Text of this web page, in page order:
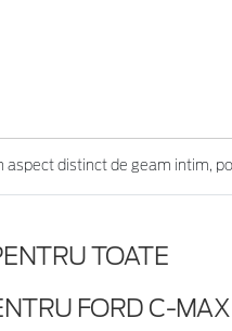
distinct de geam intim,
TOATE
FORD C-